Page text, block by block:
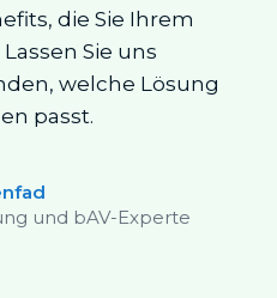
die Sie Ihrem
Sie uns
welche Lösung
passt.
und bAV-Experte